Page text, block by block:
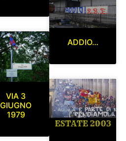
VIA 3
GIUGNO
1979
ADDIO…